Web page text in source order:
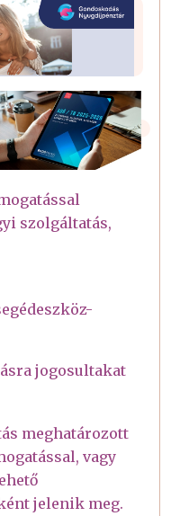
szolgáltatás,
jogosultakat
meghatározott
vagy
jelenik meg.